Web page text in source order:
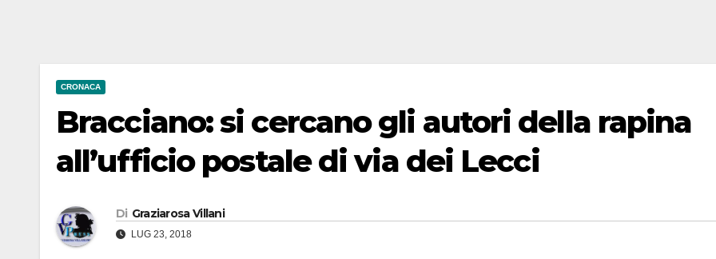
CRONACA
Bracciano: si cercano gli autori della rapina
all’ufficio postale di via dei Lecci
Di Graziarosa Villani
LUG 23, 2018